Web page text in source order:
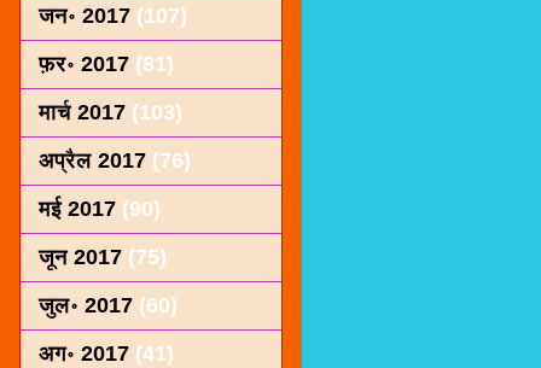
जन॰ 2017 (107)
फ़र॰ 2017 (81)
मार्च 2017 (103)
अप्रैल 2017 (76)
मई 2017 (90)
जून 2017 (75)
जुल॰ 2017 (60)
अग॰ 2017 (41)